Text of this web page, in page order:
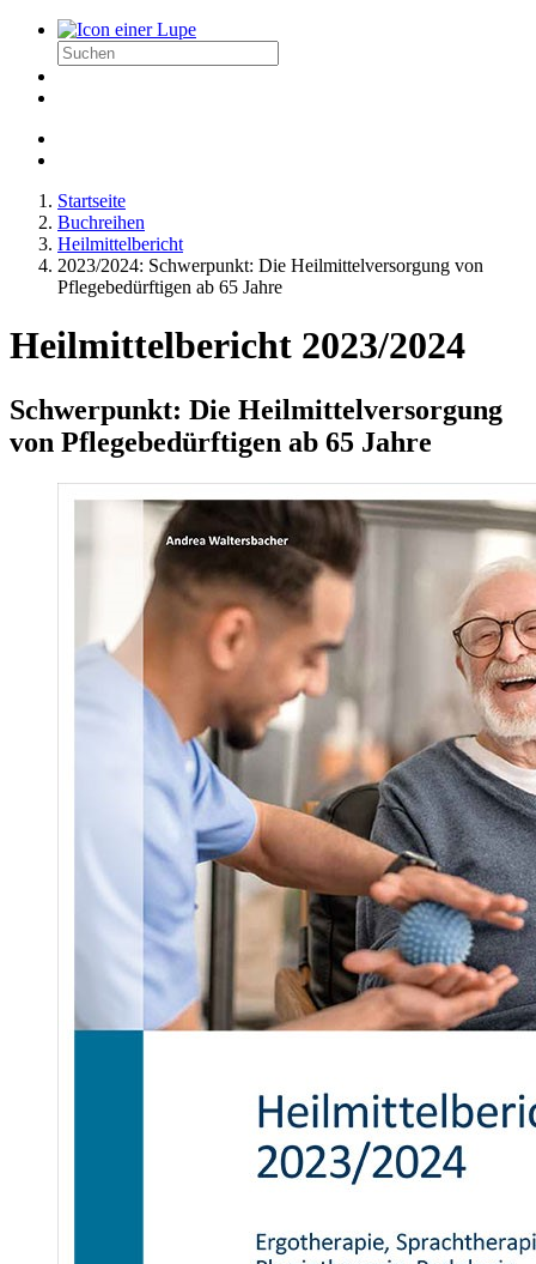
Startseite
Buchreihen
Heilmittelbericht
2023/2024: Schwerpunkt: Die Heilmittelversorgung von
Pflegebedürftigen ab 65 Jahre
Heilmittelbericht 2023/2024
Schwerpunkt: Die Heilmittelversorgung
von Pflegebedürftigen ab 65 Jahre